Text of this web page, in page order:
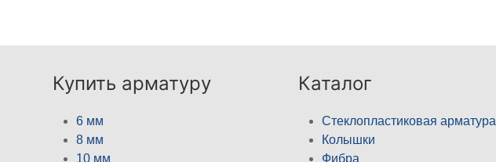
Купить арматуру
6 мм
8 мм
10 мм
Каталог
Стеклопластиковая арматура
Колышки
Фибра